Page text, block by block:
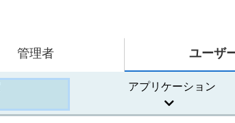
管理者 ユーザ
アプリケーション